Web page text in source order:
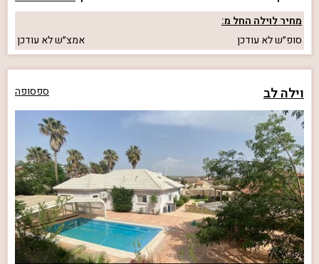
מחיר לוילה החל מ:
סופ״שלא עודכן אמצ״שלא עודכן
וילה לב ספסופה